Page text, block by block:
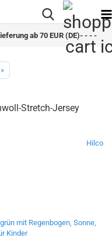
ab 70 EUR (DE)- - - - - - -
Stretch-Jersey
Hilco